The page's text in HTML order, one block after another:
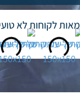
מאות לקוחות לא